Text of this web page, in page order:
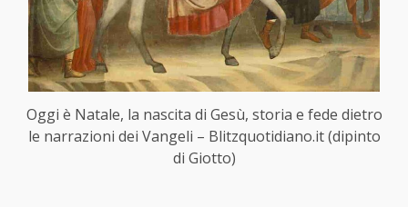
Oggi è Natale, la nascita di Gesù, storia e fede dietro
le narrazioni dei Vangeli – Blitzquotidiano.it (dipinto
di Giotto)